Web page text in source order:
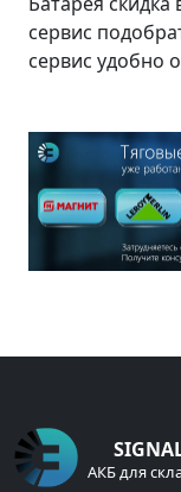
сервис
сервис удобно
АКБ для